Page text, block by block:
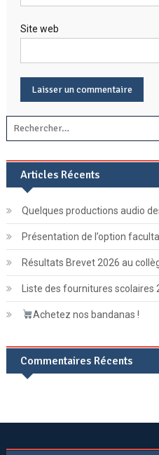
Site web
Articles Récents
Quelques productions audio
Présentation de l’option
Résultats Brevet 2026 au
Liste des fournitures scolaires
Achetez nos bandanas !
Commentaires Récents